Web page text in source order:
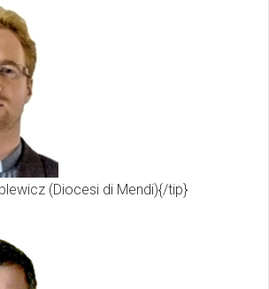
(Diocesi di Mendi){/tip}